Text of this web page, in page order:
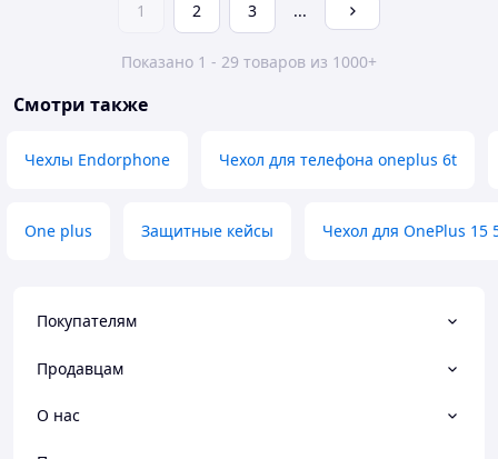
1 2 3 ...
Показано 1 - 29 товаров из 1000+
Смотри также
Чехлы Endorphone Чехол для телефона oneplus 6t
One plus Защитные кейсы Чехол для OnePlus 15
Покупателям
Продавцам
О нас